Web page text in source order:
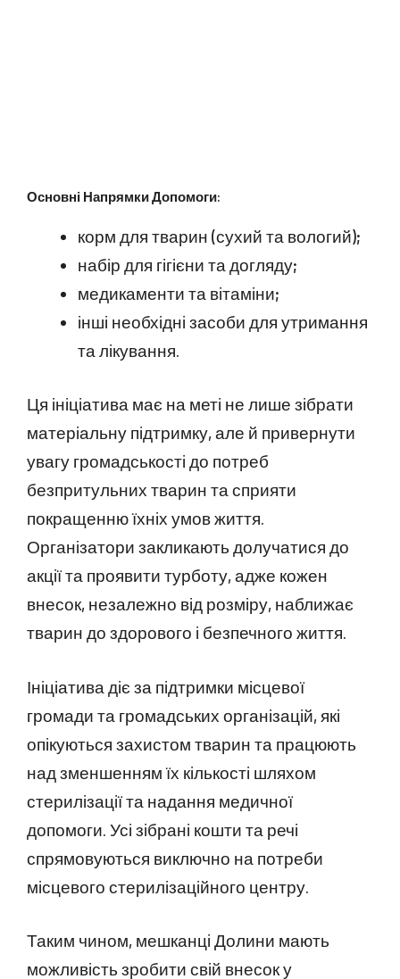
Основні Напрямки Допомоги:
корм для тварин (сухий та вологий);
набір для гігієни та догляду;
медикаменти та вітаміни;
інші необхідні засоби для утримання
та лікування.
Ця ініціатива має на меті не лише зібрати
матеріальну підтримку, але й привернути
увагу громадськості до потреб
безпритульних тварин та сприяти
покращенню їхніх умов життя.
Організатори закликають долучатися до
акції та проявити турботу, адже кожен
внесок, незалежно від розміру, наближає
тварин до здорового і безпечного життя.
Ініціатива діє за підтримки місцевої
громади та громадських організацій, які
опікуються захистом тварин та працюють
над зменшенням їх кількості шляхом
стерилізації та надання медичної
допомоги. Усі зібрані кошти та речі
спрямовуються виключно на потреби
місцевого стерилізаційного центру.
Таким чином, мешканці Долини мають
можливість зробити свій внесок у